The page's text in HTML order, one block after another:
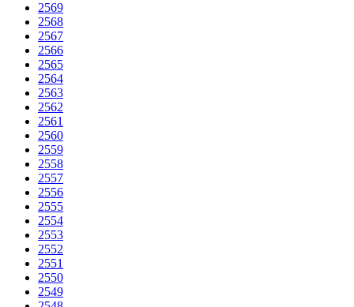
2569
2568
2567
2566
2565
2564
2563
2562
2561
2560
2559
2558
2557
2556
2555
2554
2553
2552
2551
2550
2549